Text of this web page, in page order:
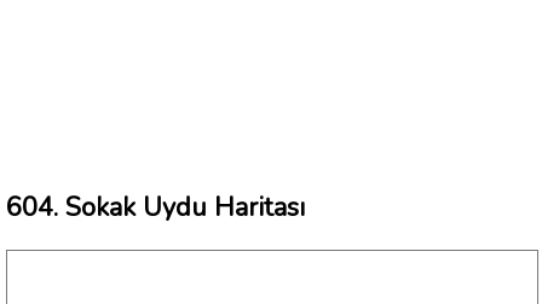
604. Sokak Uydu Haritası